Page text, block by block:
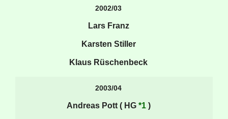
2002/03
Lars Franz
Karsten Stiller
Klaus Rüschenbeck
2003/04
Andreas Pott ( HG *1)